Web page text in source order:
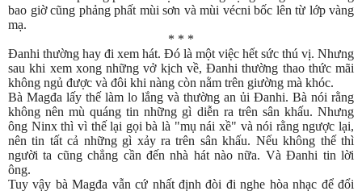
bao giờ cũng phảng phất mùi sơn và mùi vécni bốc lên từ lớp vàng
mạ.
* * *
Đanhi thường hay đi xem hát. Đó là một việc hết sức thú vị. Nhưng
sau khi xem xong những vở kịch về, Đanhi thường thao thức mãi
không ngủ được và đôi khi nàng còn nằm trên giường mà khóc.
Bà Magđa lấy thế làm lo lắng và thường an ủi Đanhi. Bà nói rằng
không nên mù quáng tin những gì diễn ra trên sân khấu. Nhưng
ông Ninx thì vì thế lại gọi bà là "mụ nái xề" và nói rằng ngược lại,
nên tin tất cả những gì xảy ra trên sân khấu. Nếu không thế thì
người ta cũng chẳng cần đến nhà hát nào nữa. Và Đanhi tin lời
ông.
Tuy vậy bà Magđa vẫn cứ nhất định đòi đi nghe hòa nhạc để đổi